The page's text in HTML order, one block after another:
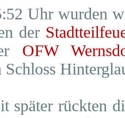
Uhr wurden
der
OFW
Schloss
später rückten